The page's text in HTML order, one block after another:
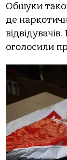
Обшуки
де
оголосили